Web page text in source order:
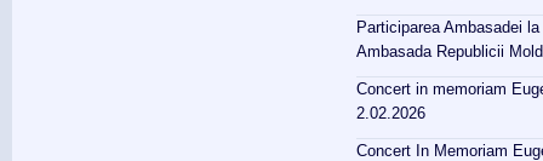
Participarea Ambasadei
Ambasada Republicii
Concert in memoriam
2.02.2026
Concert In Memoriam